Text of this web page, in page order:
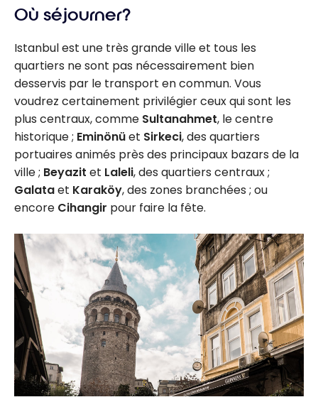
Où séjourner?
Istanbul est une très grande ville et tous les
quartiers ne sont pas nécessairement bien
desservis par le transport en commun. Vous
voudrez certainement privilégier ceux qui sont les
plus centraux, comme Sultanahmet, le centre
historique ; Eminönüet Sirkeci, des quartiers
portuaires animés près des principaux bazars de la
ville ; Beyazit et Laleli, des quartiers centraux ;
Galataet Karaköy, des zones branchées ; ou
encore Cihangir pour faire la fête.